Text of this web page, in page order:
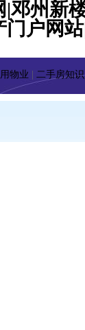
州新
户网
物业 二手房知识